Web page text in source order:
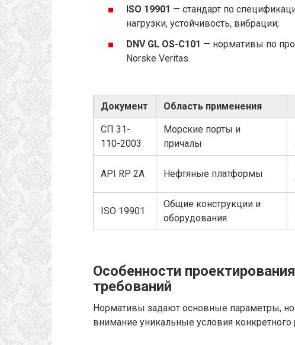
ISO 19901 — стандарт по
нагрузки, устойчивость, вибрации;
DNV GL OS-C101 — нормативы по
Norske Veritas.
Документ Область применения
СП 31-
110-2003
Морские порты и
причалы
API RP 2A Нефтяные платформы
ISO 19901
Общие конструкции и
оборудования
Особенности
требований
Нормативы задают основные параметры,
внимание уникальные условия конкретного